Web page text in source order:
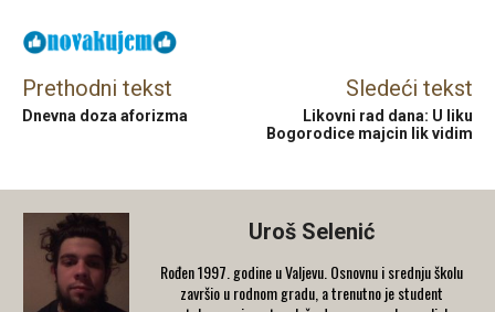
Prethodni tekst
Dnevna doza aforizma
Sledeći tekst
Likovni rad dana: U liku
Bogorodice majcin lik vidim
Uroš Selenić
Rođen 1997. godine u Valjevu. Osnovnu i srednju školu
završio u rodnom gradu, a trenutno je student